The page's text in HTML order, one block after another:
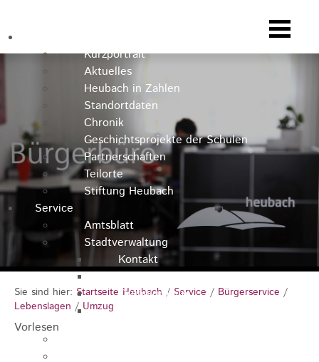
Kurzportrait
Aktuelles
Heubach in Zahlen
Standortdaten
Chronik
Geschichtsprojekte der Schulen
Partnerschaften
Teilorte
Stiftung Heubach
Service
Amtsblatt
Stadtverwaltung
Kontakt
Rathausteam
Organigramm
Sie sind hier: Startseite Heubach / Service / Bürgerservice /
Lebenslagen /Umzug
Vorlesen